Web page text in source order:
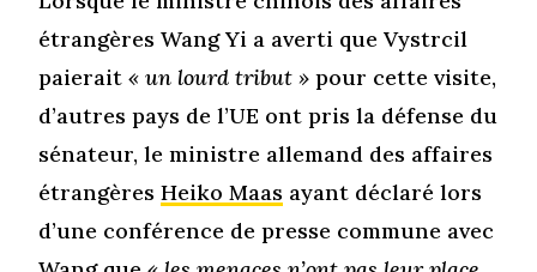
étrangères Wang Yi a averti que Vystrcil
paierait« un lourd tribut » pour cette visite,
d’autres pays de l’UE ont pris la défense du
sénateur, le ministre allemand des affaires
étrangèresHeiko Maas ayant déclaré lors
d’une conférence de presse commune avec